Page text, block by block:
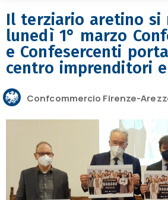
Il terziario aretino si
lunedì 1° marzo
e Confesercenti
centro imprenditori
Confcommercio Firenze-